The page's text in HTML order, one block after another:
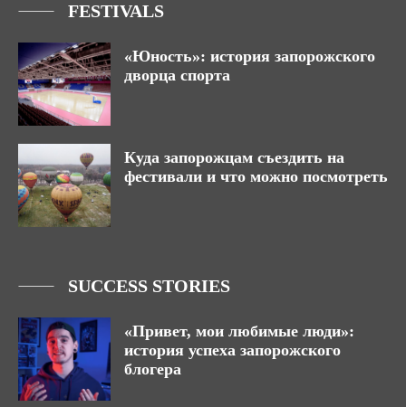
FESTIVALS
«Юность»: история запорожского
дворца спорта
Куда запорожцам съездить на
фестивали и что можно посмотреть
SUCCESS STORIES
«Привет, мои любимые люди»:
история успеха запорожского
блогера